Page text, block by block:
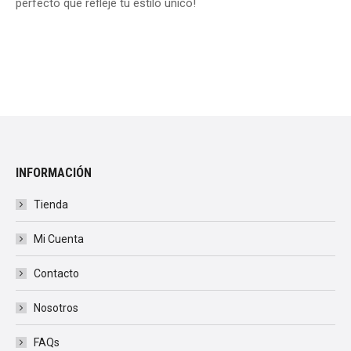
perfecto que refleje tu estilo único!
INFORMACIÓN
Tienda
Mi Cuenta
Contacto
Nosotros
FAQs